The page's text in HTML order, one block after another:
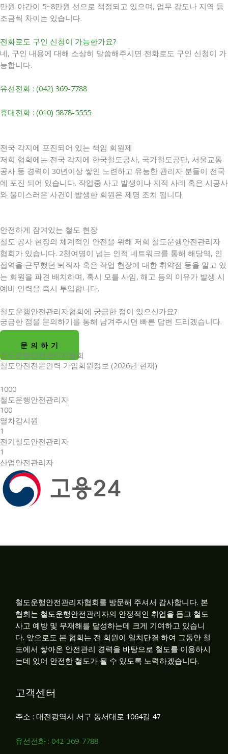
만원 야간이 5~8만원 선으로 책정되고 있으며, 업무 강도나 지역 등
조금씩 차이는 있습니다.
전화로도 구인 신청이 가능한가요?
네, 구인 내용에 대해 소상히 말씀해주시면 전화로도 구인 신청이 가
능합니다.
유선전화 : (042) 369-7788
휴대전화 : (010) 5878-5555
전국 각지에 포진되어 있는 책임 회원제
저희 협회에는 전국 각지에 한국철도공사, 국가철도공단, 서울교통
공사 등 경력이 30년이상 쌓인 노련하고 유능한 관리자 분들이 전국
에 포진 되어 있습니다. 작업중 사고 발생이나 지적 사례 혹은 시공사
와 불미스러운 사건이 발생한 회원은 제명 조치 됩니다.
안전하게 잠겨있는 철도 현장
철도 공사 현장의 체계적인 안전을 위해 저희 철도운행안전관리자
협회가 있습니다. 2천여명이 넘는 인적 네트워크를 통해 해당역, 인
접역을 근무했던 퇴직자 혹은 작업 현장에 대한 취약점 등을 알고 있
는 회원을 파견 배치하며, 혹시 모를 사임, 해고 등의 이유가 발생 시
예비 인력을 즉시 투입합니다.
철도운행안전관리자협회에 궁금한 점이 있으신가요?
궁금한 점을 문의하기를 통해 남겨주시면 빠른 답변 드리겠습니다.
문 의 하 기
철도운행안전관리자협회
철도안전전문인력 가입회원정보 (2026년 현재)
1000
철도운행안전관리자
100
열차감시원
1
전기철도안전관리자
1
산업안전관리자
철도운행안전관리자협회를 방문해 주셔서 감사합니다. 본
협회는 철도운행안전관리자의 안정적인 취업을 돕고 철도
사고 예방 및 무재해를 달성하는데 크게 기여하고 있습니
다. 앞으로도 본 협회는 전 회원이 일치단결 하여 그동안 철
도에서 쌓아온 안전관리 경력을 바탕으로 철도를 이용하시
는데 있어 안전한 철도가 될 수 있도록 노력하겠습니다.
고객센터
주소 : 대전광역시 서구 동서대로 1064길 47
유선전화 : 042-369-7788